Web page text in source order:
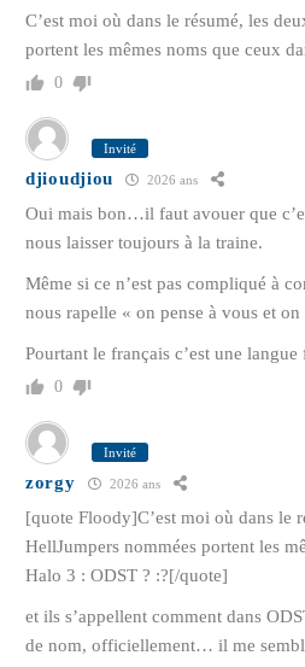
C’est moi où dans le résumé, les
portent les mêmes noms que ceux
0
Invité
djioudjiou 2026 ans
Oui mais bon…il faut avouer que
nous laisser toujours à la traine.
Même si ce n’est pas compliqué à
nous rapelle « on pense à vous et
Pourtant le français c’est une
0
Invité
zorgy 2026 ans
[quote Floody]C’est moi où dans le
HellJumpers nommées portent les
Halo 3 : ODST ? :?[/quote]
et ils s’appellent comment dans
de nom, officiellement… il me